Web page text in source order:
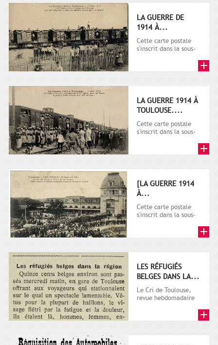
LA GUERRE DE
1914 À...
Cette carte postale
s'inscrit dans la sous-
plusieurs milliers de...
LA GUERRE 1914 À
TOULOUSE....
Cette carte postale
s'inscrit dans la sous-
plusieurs milliers de...
[LA GUERRE 1914
À...
Cette carte postale
s'inscrit dans la sous-
plusieurs milliers de...
LES RÉFUGIÉS
BELGES DANS LA...
Le Cri de Toulouse,
revue hebdomadaire
puis...